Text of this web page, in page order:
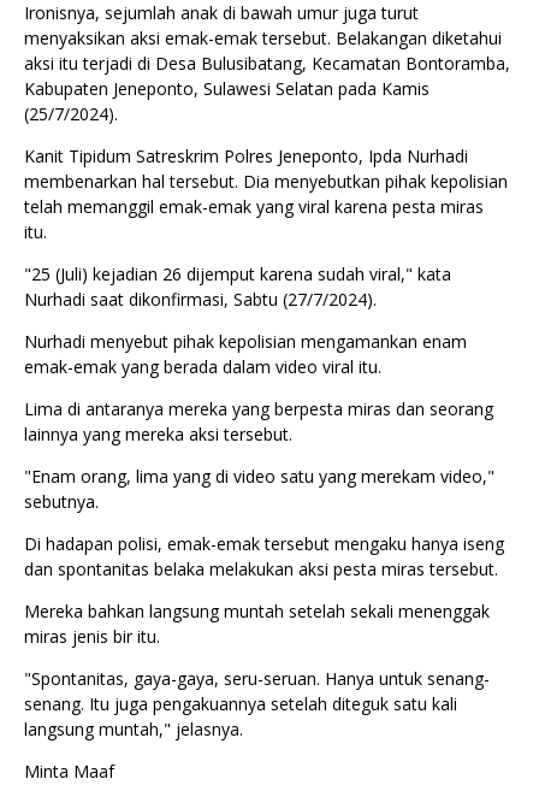
Ironisnya, sejumlah anak di bawah umur juga turut
menyaksikan aksi emak-emak tersebut. Belakangan diketahui
aksi itu terjadi di Desa Bulusibatang, Kecamatan Bontoramba,
Kabupaten Jeneponto, Sulawesi Selatan pada Kamis
(25/7/2024).
Kanit Tipidum Satreskrim Polres Jeneponto, Ipda Nurhadi
membenarkan hal tersebut. Dia menyebutkan pihak kepolisian
telah memanggil emak-emak yang viral karena pesta miras
itu.
"25 (Juli) kejadian 26 dijemput karena sudah viral," kata
Nurhadi saat dikonfirmasi, Sabtu (27/7/2024).
Nurhadi menyebut pihak kepolisian mengamankan enam
emak-emak yang berada dalam video viral itu.
Lima di antaranya mereka yang berpesta miras dan seorang
lainnya yang mereka aksi tersebut.
"Enam orang, lima yang di video satu yang merekam video,"
sebutnya.
Di hadapan polisi, emak-emak tersebut mengaku hanya iseng
dan spontanitas belaka melakukan aksi pesta miras tersebut.
Mereka bahkan langsung muntah setelah sekali menenggak
miras jenis bir itu.
"Spontanitas, gaya-gaya, seru-seruan. Hanya untuk senang-
senang. Itu juga pengakuannya setelah diteguk satu kali
langsung muntah," jelasnya.
Minta Maaf